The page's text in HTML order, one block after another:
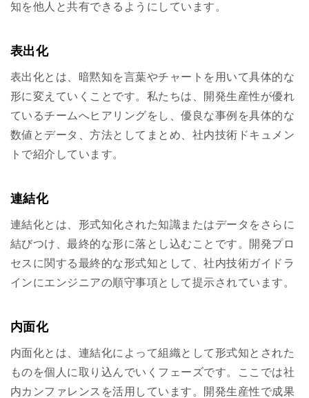
知を他人と共有できるようにしています。
表出化
表出化とは、暗黙知を言葉やチャートを用いて具体的な
形に変えていくことです。私たちは、開発生産性が優れ
ているチームへヒアリングをし、優良な事例を具体的な
数値とデータ、方法としてまとめ、社内技術ドキュメン
トで紹介しています。
連結化
連結化とは、形式知化された知識またはデータをさらに
結びつけ、最終的な形に落とし込むことです。開発プロ
セスに関する最終的な形式知として、社内技術ガイドラ
インにエンジニアの順守事項として提示されています。
内面化
内面化とは、連結化によって組織として形式知とされた
ものを個人に取り込んでいくフェーズです。ここでは社
内カンファレンスを活用しています。開発生産性で成果